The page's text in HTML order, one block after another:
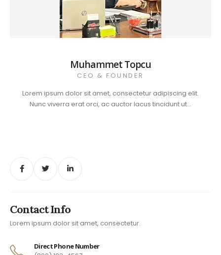
Muhammet Topcu
CEO & FOUNDER
Lorem ipsum dolor sit amet, consectetur adipiscing elit.
Nunc viverra erat orci, ac auctor lacus tincidunt ut...
Contact Info
Lorem ipsum dolor sit amet, consectetur.
Direct Phone Number